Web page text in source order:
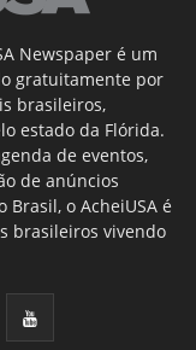
Newspaper é um
gratuitamente por
brasileiros,
estado da Flórida.
de eventos,
de anúncios
o AcheiUSA é
brasileiros vivendo